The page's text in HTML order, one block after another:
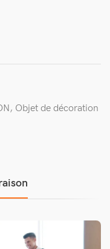
, Objet de décoration